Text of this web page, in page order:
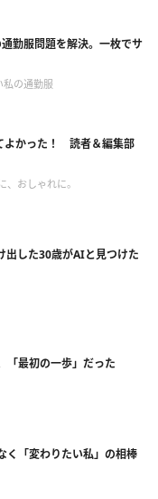
通勤服問題を解決。一枚でサ
の通勤服
よかった！ 読者＆編集部
、おしゃれに。
出した30歳がAIと見つけた
「最初の一歩」だった
く「変わりたい私」の相棒